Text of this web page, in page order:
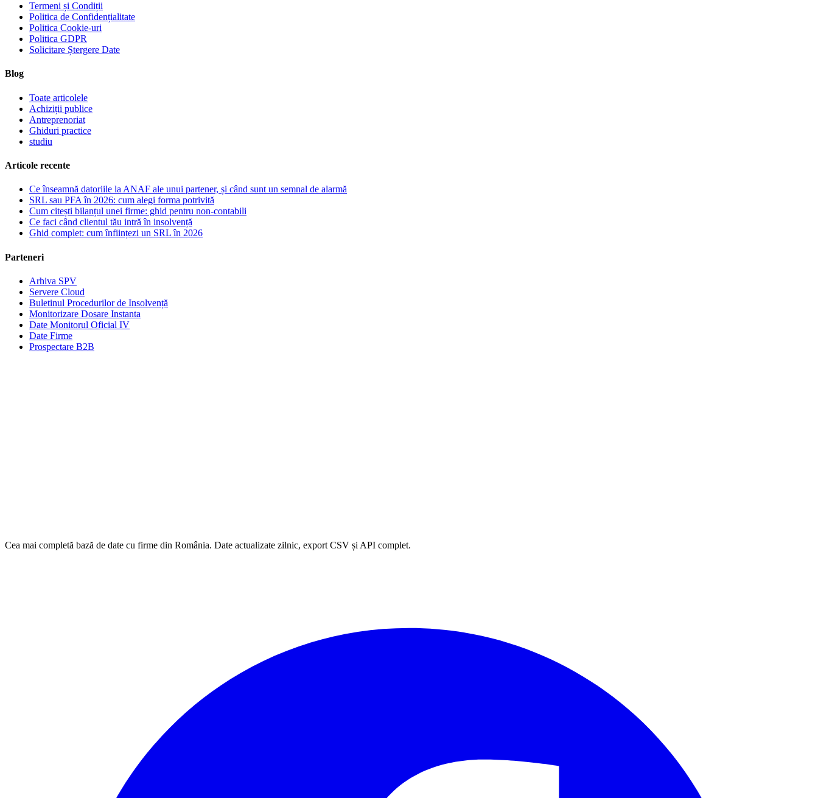
Termeni și Condiții
Politica de Confidențialitate
Politica Cookie-uri
Politica GDPR
Solicitare Ștergere Date
Blog
Toate articolele
Achiziții publice
Antreprenoriat
Ghiduri practice
studiu
Articole recente
Ce înseamnă datoriile la ANAF ale unui partener, și când sunt un semnal de alarmă
SRL sau PFA în 2026: cum alegi forma potrivită
Cum citești bilanțul unei firme: ghid pentru non-contabili
Ce faci când clientul tău intră în insolvență
Ghid complet: cum înființezi un SRL în 2026
Parteneri
Arhiva SPV
Servere Cloud
Buletinul Procedurilor de Insolvență
Monitorizare Dosare Instanta
Date Monitorul Oficial IV
Date Firme
Prospectare B2B
Cea mai completă bază de date cu firme din România. Date actualizate zilnic, export CSV și API complet.